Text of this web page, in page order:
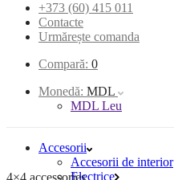
+373 (60) 415 011
Contacte
Urmărește comanda
Compară: 0
Monedă: MDL
MDL Leu
Accesorii
Accesorii de interior
Electrice
4×4 accessories